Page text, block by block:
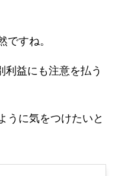
すね。
利益にも注意を払う
うに気をつけたいと